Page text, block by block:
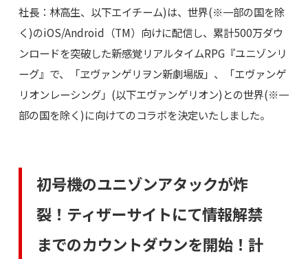
社長：林高生、以下エイチーム)は、世界(※一部の国を除
く)のiOS/Android（TM）向けに配信し、累計500万ダウ
ンロードを突破した新感覚リアルタイムRPG『ユニゾンリ
ーグ』で、「ヱヴァンゲリヲン新劇場版」、「エヴァンゲ
リオンレーシング」(以下エヴァンゲリオン)との世界(※一
部の国を除く)に向けてのコラボを決定いたしました。
初号機のユニゾンアタックが炸
裂！ティザーサイトにて情報解禁
までのカウントダウンを開始！計